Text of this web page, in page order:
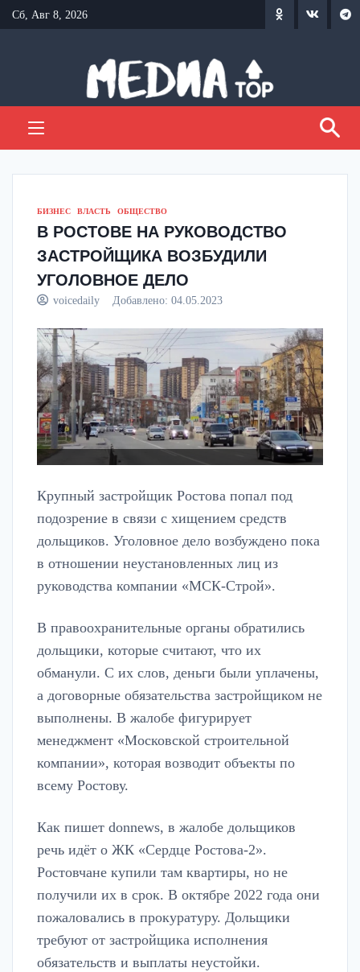
Перейти
к
Сб, Авг 8, 2026
БИЗНЕС ВЛАСТЬ ОБЩЕСТВО
В РОСТОВЕ НА РУКОВОДСТВО
ЗАСТРОЙЩИКА ВОЗБУДИЛИ
УГОЛОВНОЕ ДЕЛО
voicedaily Добавлено: 04.05.2023
Крупный застройщик Ростова попал под
подозрение в связи с хищением средств
дольщиков. Уголовное дело возбуждено пока
в отношении неустановленных лиц из
руководства компании «МСК-Строй».
В правоохранительные органы обратились
дольщики, которые считают, что их
обманули. С их слов, деньги были уплачены,
а договорные обязательства застройщиком не
выполнены. В жалобе фигурирует
менеджмент «Московской строительной
компании», которая возводит объекты по
всему Ростову.
Как пишет donnews, в жалобе дольщиков
речь идёт о ЖК «Сердце Ростова-2».
Ростовчане купили там квартиры, но не
получили их в срок. В октябре 2022 года они
пожаловались в прокуратуру. Дольщики
требуют от застройщика исполнения
обязательств и выплаты неустойки.